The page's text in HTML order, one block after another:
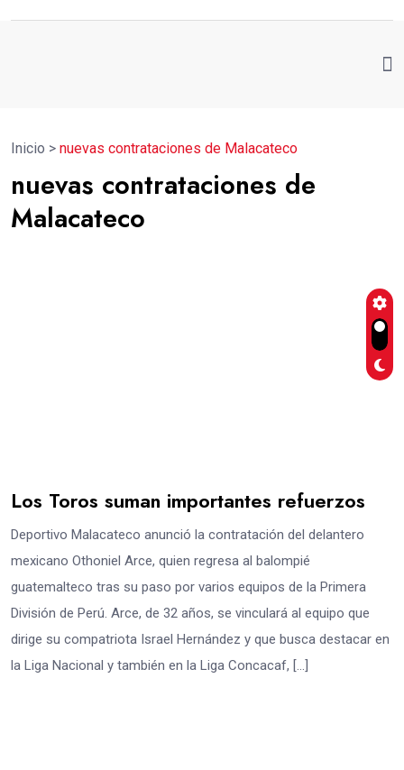
Inicio > nuevas contrataciones de Malacateco
nuevas contrataciones de
Malacateco
Los Toros suman importantes refuerzos
Deportivo Malacateco anunció la contratación del delantero
mexicano Othoniel Arce, quien regresa al balompié
guatemalteco tras su paso por varios equipos de la Primera
División de Perú. Arce, de 32 años, se vinculará al equipo que
dirige su compatriota Israel Hernández y que busca destacar en
la Liga Nacional y también en la Liga Concacaf, […]